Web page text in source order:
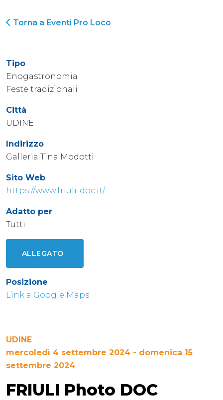
Torna a Eventi Pro Loco
Tipo
Enogastronomia
Feste tradizionali
Città
UDINE
Indirizzo
Galleria Tina Modotti
Sito Web
https://www.friuli-doc.it/
Adatto per
Tutti
ALLEGATO
Posizione
Link a Google Maps
UDINE
mercoledì 4 settembre 2024 - domenica 15
settembre 2024
FRIULI Photo DOC